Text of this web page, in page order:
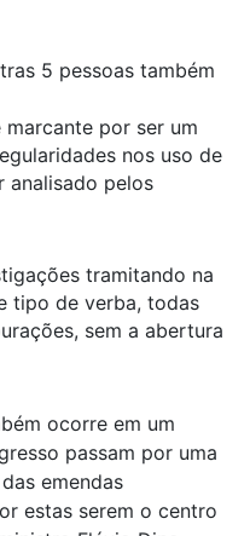
5 pessoas também
por ser um
nos uso de
analisado pelos
tramitando na
tipo de verba, todas
sem a abertura
ocorre em um
passam por uma
emendas
estas serem o centro